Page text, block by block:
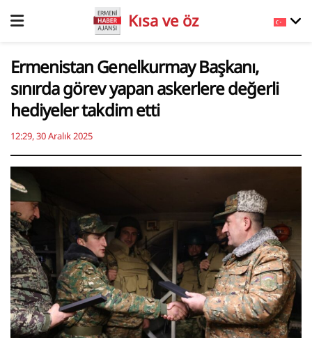
Kısa ve öz
Ermenistan Genelkurmay Başkanı,
sınırda görev yapan askerlere değerli
hediyeler takdim etti
12:29, 30 Aralık 2025